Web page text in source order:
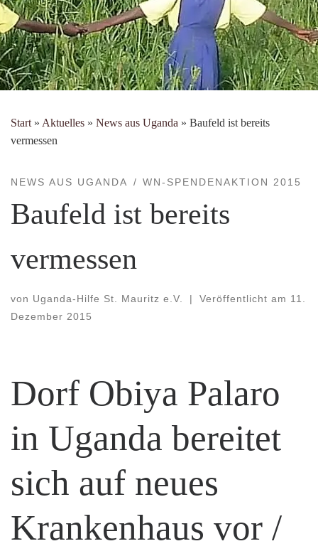
Start » Aktuelles » News aus Uganda » Baufeld ist bereits
vermessen
NEWS AUS UGANDA WN-SPENDENAKTION 2015
Baufeld ist bereits
vermessen
von Uganda-Hilfe St. Mauritz e.V. | Veröffentlicht am 11.
Dezember 2015
Dorf Obiya Palaro
in Uganda bereitet
sich auf neues
Krankenhaus vor /